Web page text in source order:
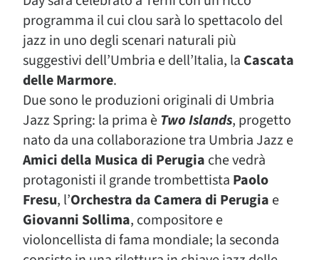
programma il cui clou sarà lo spettacolo del
jazz in uno degli scenari naturali più
suggestivi dell’Umbria e dell’Italia, la Cascata
delle Marmore.
Due sono le produzioni originali di Umbria
Jazz Spring: la prima èTwo Islands, progetto
nato da una collaborazione tra Umbria Jazz e
Amici della Musica di Perugia che vedrà
protagonisti il grande trombettista Paolo
Fresu, l’Orchestra da Camera di Perugia e
Giovanni Sollima, compositore e
violoncellista di fama mondiale; la seconda